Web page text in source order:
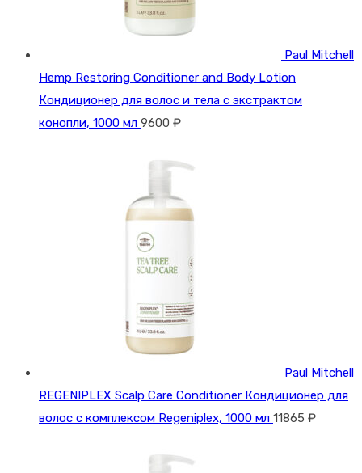
Paul Mitchell
Hemp Restoring Conditioner and Body Lotion
Кондиционер для волос и тела с экстрактом
конопли, 1000 мл 9600 ₽
Paul Mitchell
REGENIPLEX Scalp Care Conditioner Кондиционер для
волос с комплексом Regeniplex, 1000 мл 11865 ₽